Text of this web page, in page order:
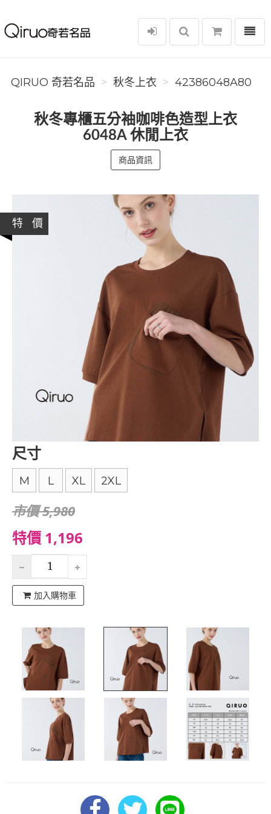
Qiruo 奇若名品
選單
QIRUO 奇若名品 秋冬上衣 42386048A80
秋冬專櫃五分袖咖啡色造型上衣
6048A 休閒上衣
商品資訊
特 價
尺寸
M L XL 2XL
市價 5,980
特價 1,196
加入購物車